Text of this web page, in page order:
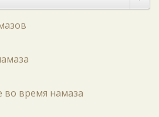
во время намаза